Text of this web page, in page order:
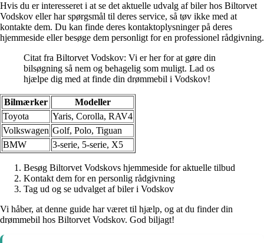
Hvis du er interesseret i at se det aktuelle udvalg af biler hos Biltorvet
Vodskov eller har spørgsmål til deres service, så tøv ikke med at
kontakte dem. Du kan finde deres kontaktoplysninger på deres
hjemmeside eller besøge dem personligt for en professionel rådgivning.
Citat fra Biltorvet Vodskov: Vi er her for at gøre din
bilsøgning så nem og behagelig som muligt. Lad os
hjælpe dig med at finde din drømmebil i Vodskov!
Bilmærker
Modeller
Toyota
Yaris, Corolla, RAV4
Volkswagen Golf, Polo, Tiguan
BMW
3-serie, 5-serie, X5
Besøg Biltorvet Vodskovs hjemmeside for aktuelle tilbud
Kontakt dem for en personlig rådgivning
Tag ud og se udvalget af biler i Vodskov
Vi håber, at denne guide har været til hjælp, og at du finder din
drømmebil hos Biltorvet Vodskov. God biljagt!